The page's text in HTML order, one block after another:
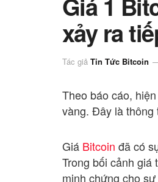
xảy ra
Tác giả Tin Tức Bitcoin
Theo báo cáo,
vàng. Đây là thông
Giá Bitcoin đã có
Trong bối cảnh giá
minh chứng cho